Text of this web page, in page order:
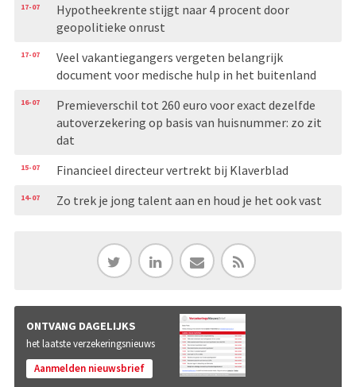
17-07
Hypotheekrente stijgt naar 4 procent door
geopolitieke onrust
17-07
Veel vakantiegangers vergeten belangrijk
document voor medische hulp in het buitenland
16-07
Premieverschil tot 260 euro voor exact dezelfde
autoverzekering op basis van huisnummer: zo zit
dat
15-07 Financieel directeur vertrekt bij Klaverblad
14-07 Zo trek je jong talent aan en houd je het ook vast
ONTVANG DAGELIJKS
het laatste verzekeringsnieuws
Aanmelden nieuwsbrief